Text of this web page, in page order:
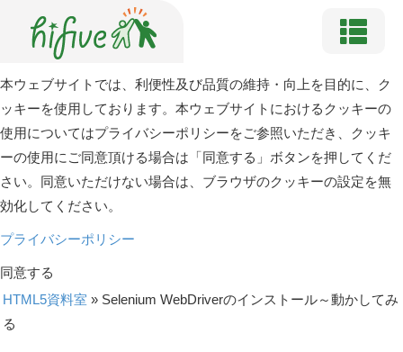
本ウェブサイトでは、利便性及び品質の維持・向上を目的に、ク
ッキーを使用しております。本ウェブサイトにおけるクッキーの
使用についてはプライバシーポリシーをご参照いただき、クッキ
ーの使用にご同意頂ける場合は「同意する」ボタンを押してくだ
さい。同意いただけない場合は、ブラウザのクッキーの設定を無
効化してください。
プライバシーポリシー
同意する
HTML5資料室 » Selenium WebDriverのインストール～動かしてみ
る